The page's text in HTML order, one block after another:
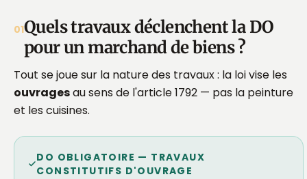
01Quels travaux déclenchent la DO
pour un marchand de biens ?
Tout se joue sur la nature des travaux : la loi vise les
ouvragesau sens de l'article 1792 — pas la peinture
et les cuisines.
DO OBLIGATOIRE — TRAVAUX
CONSTITUTIFS D'OUVRAGE